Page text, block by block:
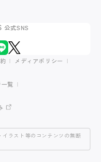
公式SNS
メディアポリシー
覧
ラスト等のコンテンツの無断